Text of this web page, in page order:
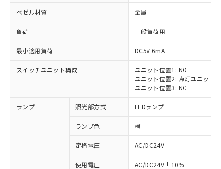
ベゼル材質 金属
負荷 一般負荷用
最小適用負荷 DC5V 6mA
スイッチユニット構成
ユニット位置1: NO
ユニット位置2: 点灯ユニット
ユニット位置3: NC
ランプ 照光部方式 LEDランプ
ランプ色 橙
定格電圧 AC/DC24V
使用電圧 AC/DC24V±10%